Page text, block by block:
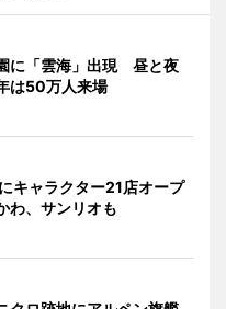
に「雲海」出現 昼と夜
は50万人来場
キャラクター21店オープ
、サンリオも